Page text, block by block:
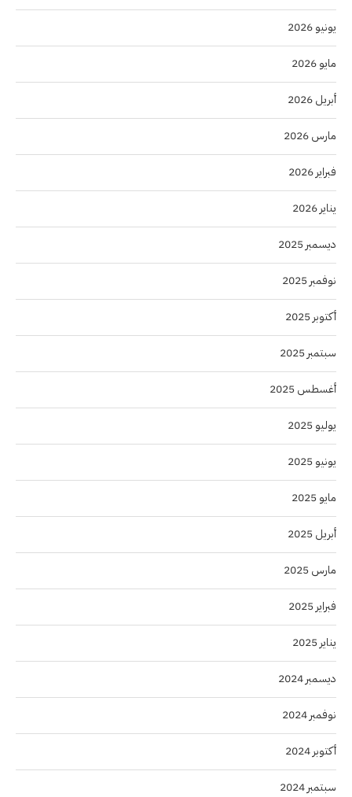
يونيو 2026
مايو 2026
أبريل 2026
مارس 2026
فبراير 2026
يناير 2026
ديسمبر 2025
نوفمبر 2025
أكتوبر 2025
سبتمبر 2025
أغسطس 2025
يوليو 2025
يونيو 2025
مايو 2025
أبريل 2025
مارس 2025
فبراير 2025
يناير 2025
ديسمبر 2024
نوفمبر 2024
أكتوبر 2024
سبتمبر 2024